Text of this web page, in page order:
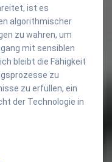
ist es
algorithmischer
zu wahren, um
mit sensiblen
bleibt die Fähigkeit
zu
zu erfüllen, ein
der Technologie in